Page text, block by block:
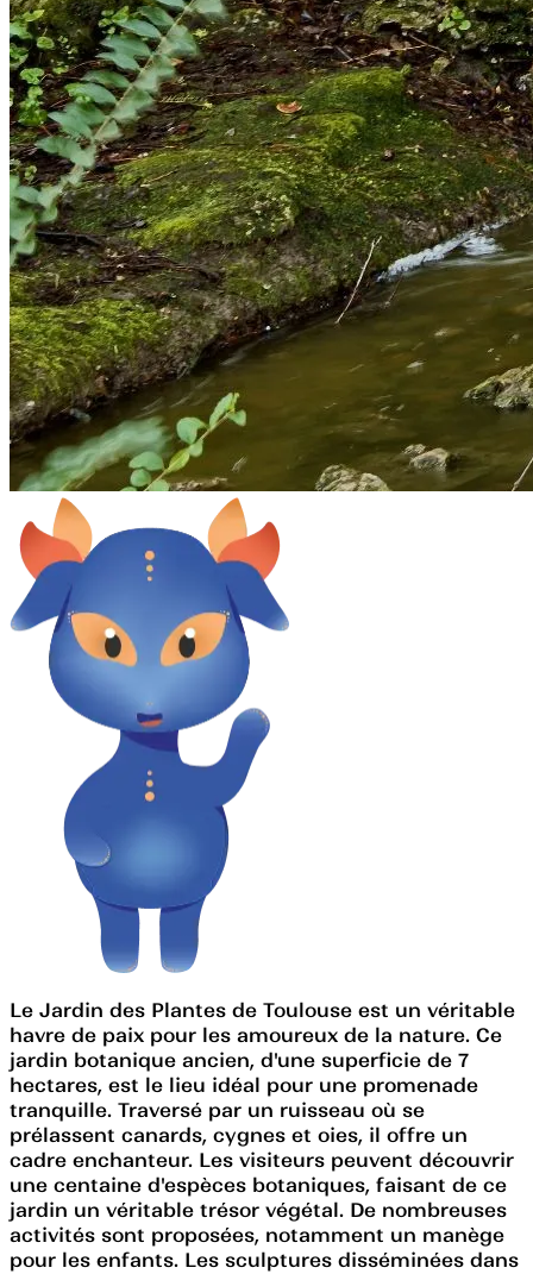
Le Jardin des Plantes de Toulouse est un véritable
havre de paix pour les amoureux de la nature. Ce
jardin botanique ancien, d'une superficie de 7
hectares, est le lieu idéal pour une promenade
tranquille. Traversé par un ruisseau où se
prélassent canards, cygnes et oies, il offre un
cadre enchanteur. Les visiteurs peuvent découvrir
une centaine d'espèces botaniques, faisant de ce
jardin un véritable trésor végétal. De nombreuses
activités sont proposées, notamment un manège
pour les enfants. Les sculptures disséminées dans